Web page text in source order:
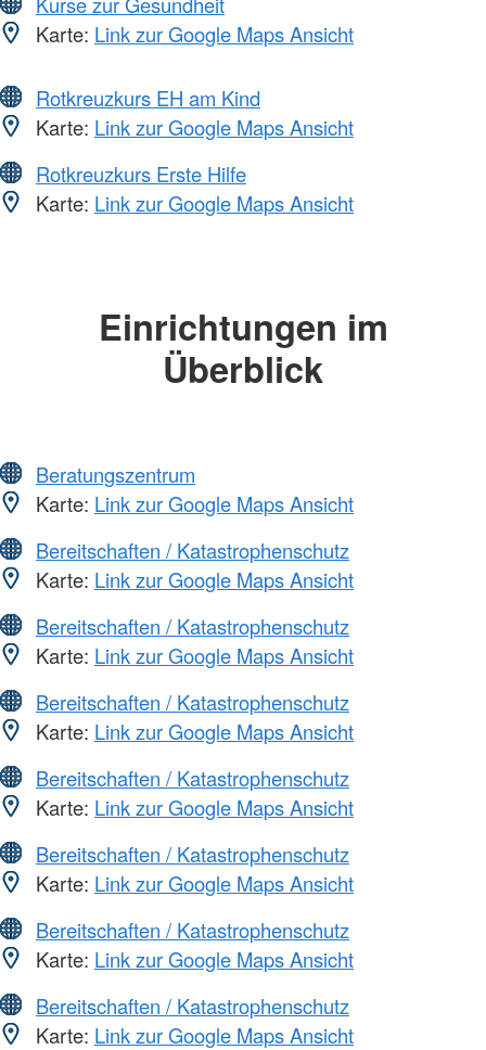
Karte: Link zur Google Maps Ansicht
Rotkreuzkurs EH am Kind
Karte: Link zur Google Maps Ansicht
Rotkreuzkurs Erste Hilfe
Karte: Link zur Google Maps Ansicht
Einrichtungen im
Überblick
Beratungszentrum
Karte: Link zur Google Maps Ansicht
Bereitschaften / Katastrophenschutz
Karte: Link zur Google Maps Ansicht
Bereitschaften / Katastrophenschutz
Karte: Link zur Google Maps Ansicht
Bereitschaften / Katastrophenschutz
Karte: Link zur Google Maps Ansicht
Bereitschaften / Katastrophenschutz
Karte: Link zur Google Maps Ansicht
Bereitschaften / Katastrophenschutz
Karte: Link zur Google Maps Ansicht
Bereitschaften / Katastrophenschutz
Karte: Link zur Google Maps Ansicht
Bereitschaften / Katastrophenschutz
Karte: Link zur Google Maps Ansicht